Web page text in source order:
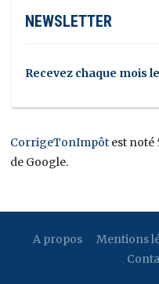
NEWSLETTER
Recevez chaque mois
CorrigeTonImpôt est noté
de Google.
A propos
Mentions